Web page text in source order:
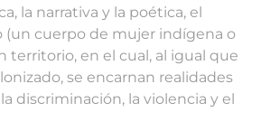
la narrativa y la poética, el
(un cuerpo de mujer indígena o
territorio, en el cual, al igual que
se encarnan realidades
discriminación, la violencia y el